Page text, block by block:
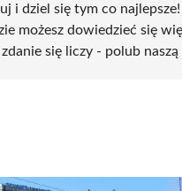
i dziel się tym co najlepsze!
możesz dowiedzieć się
się liczy - polub